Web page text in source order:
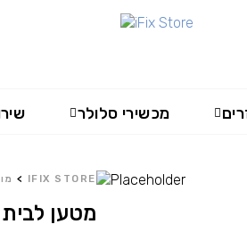
מכשירי סלולר
IFIX STORE
>
מטען לבית ESSENTIALS 12W TYPE C